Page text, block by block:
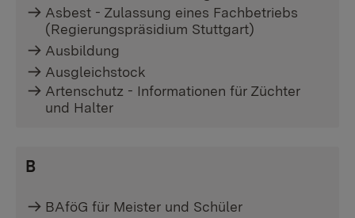
Asbest - Zulassung eines Fachbetriebs
(Regierungspräsidium Stuttgart)
Ausbildung
Ausgleichstock
Artenschutz - Informationen für Züchter
und Halter
B
BAföG für Meister und Schüler